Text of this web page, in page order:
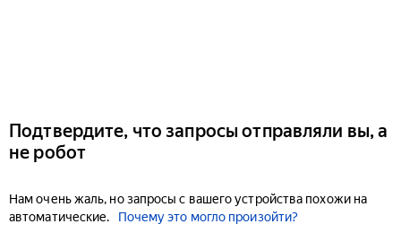
Подтвердите, что запросы отправляли вы, а
не робот
Нам очень жаль, но запросы с вашего устройства похожи на
автоматические.
Почему это могло произойти?